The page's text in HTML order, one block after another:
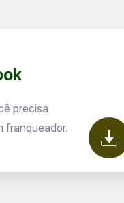
precisa
franqueador.